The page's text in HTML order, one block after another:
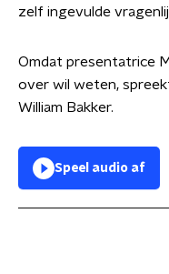
zelf ingevulde
Omdat presentatrice
over wil weten,
William Bakker.
Speel audio af